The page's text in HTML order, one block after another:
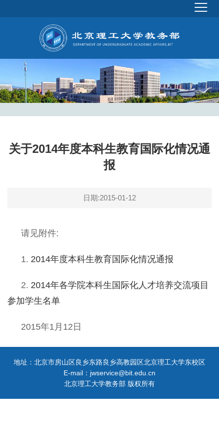
关于2014年度本科生教育国际化情况通
报
日期:2015-01-12
请见附件:
1. 2014年度本科生教育国际化情况通报
2. 2014年各学院本科生国际化人才培养交流项目
参加学生名单
2015年1月12日
地址：北京市房山区良乡东路良乡高教园区北京理工大学东校区
E-mail：jwservice@bit.edu.cn
北京理工大学教务部 版权所有